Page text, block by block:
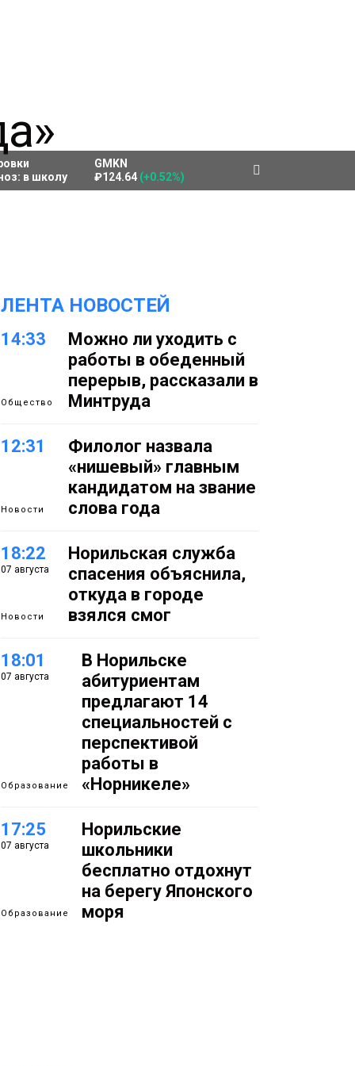
в школу
GMKN
₽124.64 (+0.52%)
ЛЕНТА НОВОСТЕЙ
14:33
Общество
Можно ли уходить с
работы в обеденный
перерыв, рассказали в
Минтруда
12:31
Новости
Филолог назвала
«нишевый» главным
кандидатом на звание
слова года
18:22
07 августа
Новости
Норильская служба
спасения объяснила,
откуда в городе
взялся смог
18:01
07 августа
Образование
В Норильске
абитуриентам
предлагают 14
специальностей с
перспективой
работы в
«Норникеле»
17:25
07 августа
Образование
Норильские
школьники
бесплатно отдохнут
на берегу Японского
моря